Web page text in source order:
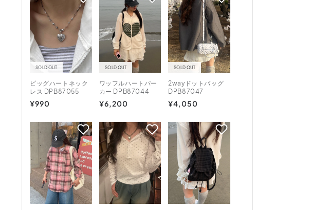
格
格
格
SOLD OUT
ビッグハートネック
レス DPB87055
通
¥990
SOLD OUT
ワッフルハートパー
カー DPB87044
通
価
格
¥6,200
SOLD OUT
2wayドットバッグ
DPB87047
通
価
格
¥4,050